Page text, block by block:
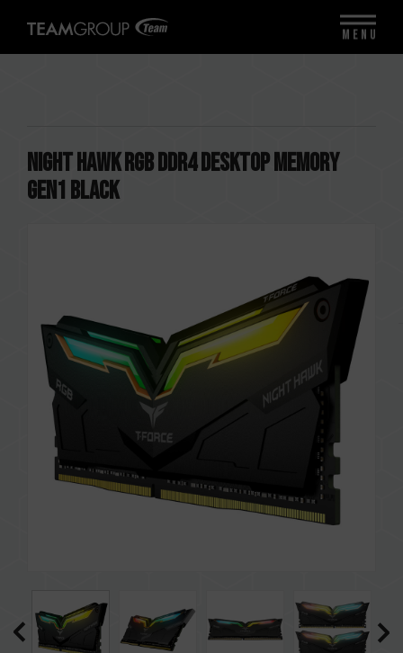
NIGHT HAWK RGB DDR4 DESKTOP MEMORY
Gen1 BLACK
MENU